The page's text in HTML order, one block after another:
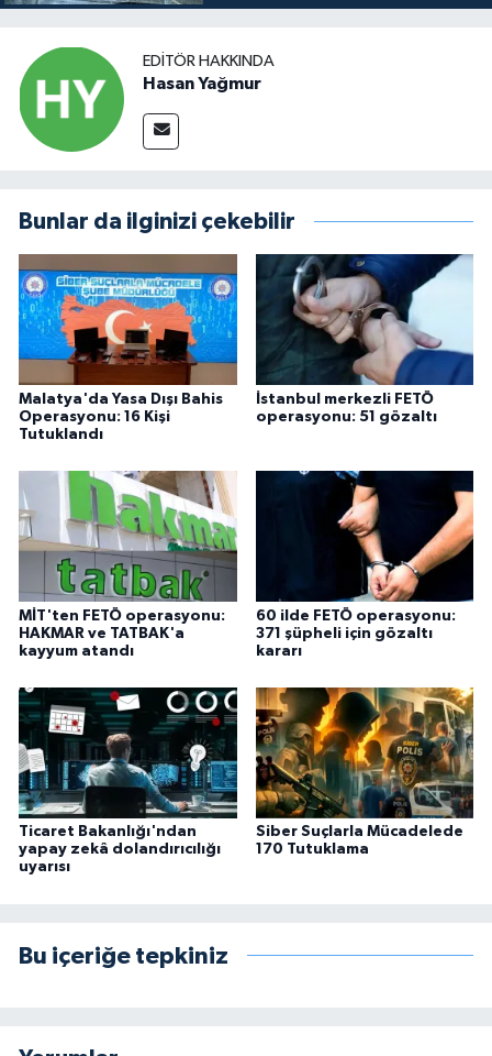
EDITÖR HAKKINDA
Hasan Yağmur
Bunlar da ilginizi çekebilir
Malatya'da Yasa Dışı Bahis
Operasyonu: 16 Kişi
Tutuklandı
İstanbul merkezli FETÖ
operasyonu: 51 gözaltı
MİT'ten FETÖ operasyonu:
HAKMAR ve TATBAK'a
kayyum atandı
60 ilde FETÖ operasyonu:
371 şüpheli için gözaltı
kararı
Ticaret Bakanlığı'ndan
yapay zekâ dolandırıcılığı
uyarısı
Siber Suçlarla Mücadelede
170 Tutuklama
Bu içeriğe tepkiniz